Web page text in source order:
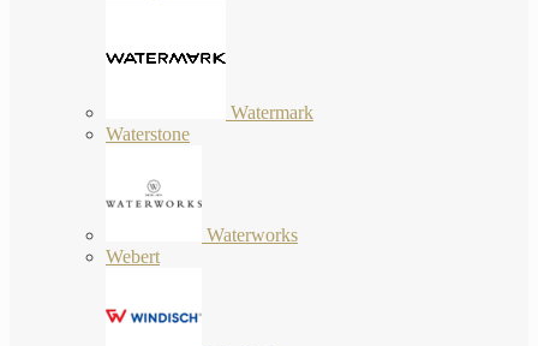
Watermark
Waterstone
Waterworks
Webert